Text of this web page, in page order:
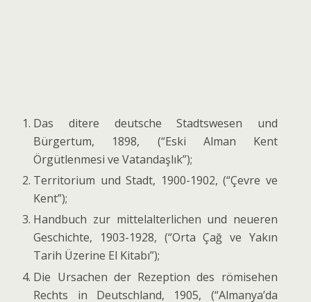
Das ditere deutsche Stadtswesen und
Bürgertum, 1898, (“Eski Alman Kent
Örgütlenmesi ve Vatandaşlık”);
Territorium und Stadt, 1900-1902, (“Çevre ve
Kent”);
Handbuch zur mittelalterlichen und neueren
Geschichte, 1903-1928, (“Orta Çağ ve Yakın
Tarih Üzeri­ne El Kitabı”);
Die Ursachen der Rezeption des römisehen
Rechts in Deutschland, 1905, (“Almanya’da